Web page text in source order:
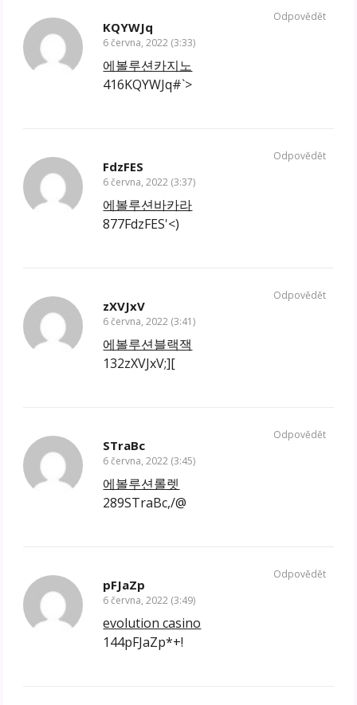
KQYWJq
6 června, 2022 (3:33)
에볼루션카지노
416KQYWJq#`>
Odpovědět
FdzFES
6 června, 2022 (3:37)
에볼루션바카라
877FdzFES'<)
Odpovědět
zXVJxV
6 června, 2022 (3:41)
에볼루션블랙잭
132zXVJxV;][
Odpovědět
STraBc
6 června, 2022 (3:45)
에볼루션롤렛
289STraBc,/@
Odpovědět
pFJaZp
6 června, 2022 (3:49)
evolution casino
144pFJaZp*+!
Odpovědět